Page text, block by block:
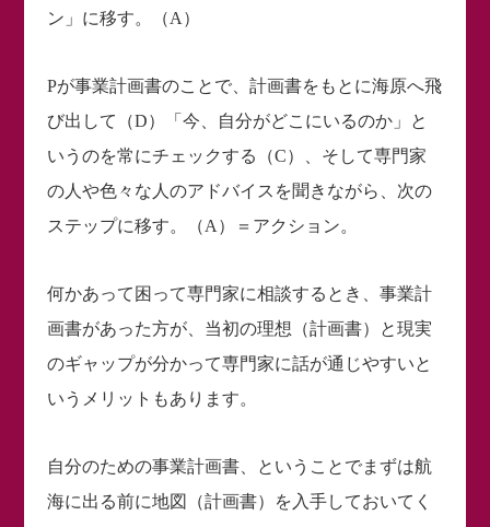
ン」に移す。（A）
Pが事業計画書のことで、計画書をもとに海原へ飛
び出して（D）「今、自分がどこにいるのか」と
いうのを常にチェックする（C）、そして専門家
の人や色々な人のアドバイスを聞きながら、次の
ステップに移す。（A）＝アクション。
何かあって困って専門家に相談するとき、事業計
画書があった方が、当初の理想（計画書）と現実
のギャップが分かって専門家に話が通じやすいと
いうメリットもあります。
自分のための事業計画書、ということでまずは航
海に出る前に地図（計画書）を入手しておいてく